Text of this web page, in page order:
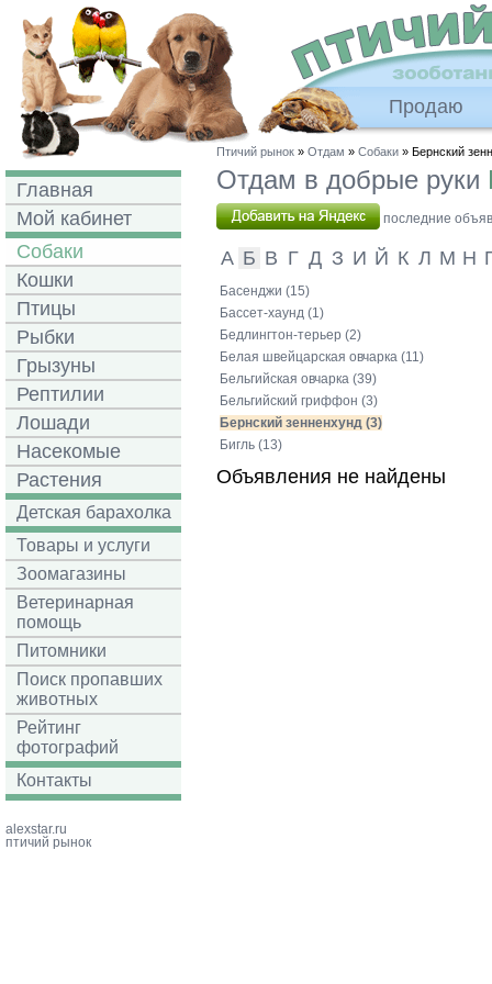
Продаю
Главная
Мой кабинет
Собаки
Кошки
Птицы
Рыбки
Грызуны
Рептилии
Лошади
Насекомые
Растения
Детская барахолка
Товары и услуги
Зоомагазины
Ветеринарная
помощь
Питомники
Поиск пропавших
животных
Рейтинг
фотографий
Контакты
Птичий рынок » Отдам » Собаки » Бернский
Отдам в добрые руки
последние
А Б В Г Д З И Й К Л М Н
Басенджи (15)
Бассет-хаунд (1)
Бедлингтон-терьер (2)
Белая швейцарская овчарка (11)
Бельгийская овчарка (39)
Бельгийский гриффон (3)
Бернский зенненхунд (3)
Бигль (13)
Объявления не найдены
alexstar.ru
птичий рынок